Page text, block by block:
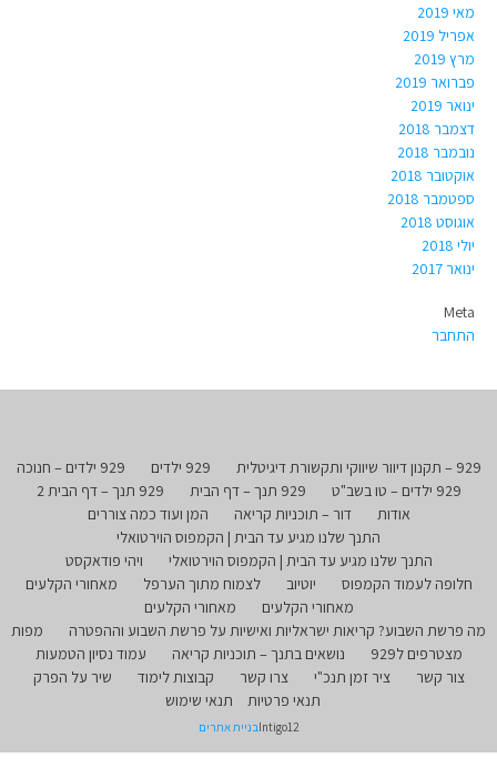
מאי 2019
אפריל 2019
מרץ 2019
פברואר 2019
ינואר 2019
דצמבר 2018
נובמבר 2018
אוקטובר 2018
ספטמבר 2018
אוגוסט 2018
יולי 2018
ינואר 2017
Meta
התחבר
929 – תקנון דיוור שיווקי ותקשורת דיגיטלית 929 ילדים
929 ילדים – חנוכה
929 ילדים – טו בשב"ט
929 תנך – דף הבית
929 תנך – דף הבית 2
אודות
דור – תוכניות קריאה
המן ועוד כמה צוררים
התנך שלנו מגיע עד הבית | הקמפוס הוירטואלי
התנך שלנו מגיע עד הבית | הקמפוס הוירטואלי
ויהי פודאקסט
חלופה לעמוד הקמפוס
יוטיוב לצמוח מתוך הערפל
מאחורי הקלעים
מאחורי הקלעים
מאחורי הקלעים
מה פרשת השבוע? קריאות ישראליות ואישיות על פרשת השבוע וההפטרה
מפות
מצטרפים ל929
נושאים בתנך – תוכניות קריאה
עמוד נסיון הטמעות
צור קשר
ציר זמן תנכ"י צרו קשר קבוצות לימוד
שיר על הפרק
תנאי פרטיות
תנאי שימוש
Intigo12בניית אתרים